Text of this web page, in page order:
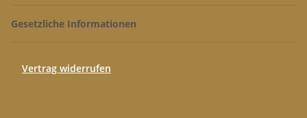
Gesetzliche Informationen
Vertrag widerrufen